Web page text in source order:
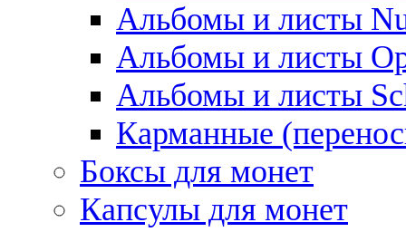
Альбомы и листы
Альбомы и листы
Альбомы и листы
Карманные
Боксы для монет
Капсулы для монет